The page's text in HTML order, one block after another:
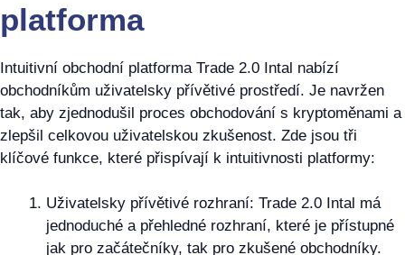
platforma
Intuitivní obchodní platforma Trade 2.0 Intal nabízí
obchodníkům uživatelsky přívětivé prostředí. Je navržen
tak, aby zjednodušil proces obchodování s kryptoměnami a
zlepšil celkovou uživatelskou zkušenost. Zde jsou tři
klíčové funkce, které přispívají k intuitivnosti platformy:
Uživatelsky přívětivé rozhraní: Trade 2.0 Intal má
jednoduché a přehledné rozhraní, které je přístupné
jak pro začátečníky, tak pro zkušené obchodníky.